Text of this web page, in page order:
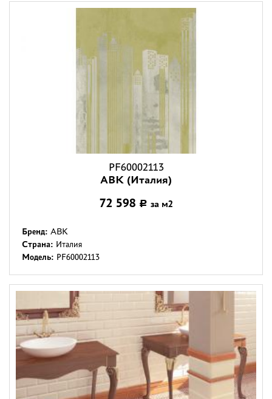
PF60002113
ABK (Италия)
72 598 Р за м2
Бренд: ABK
Страна: Италия
Модель: PF60002113